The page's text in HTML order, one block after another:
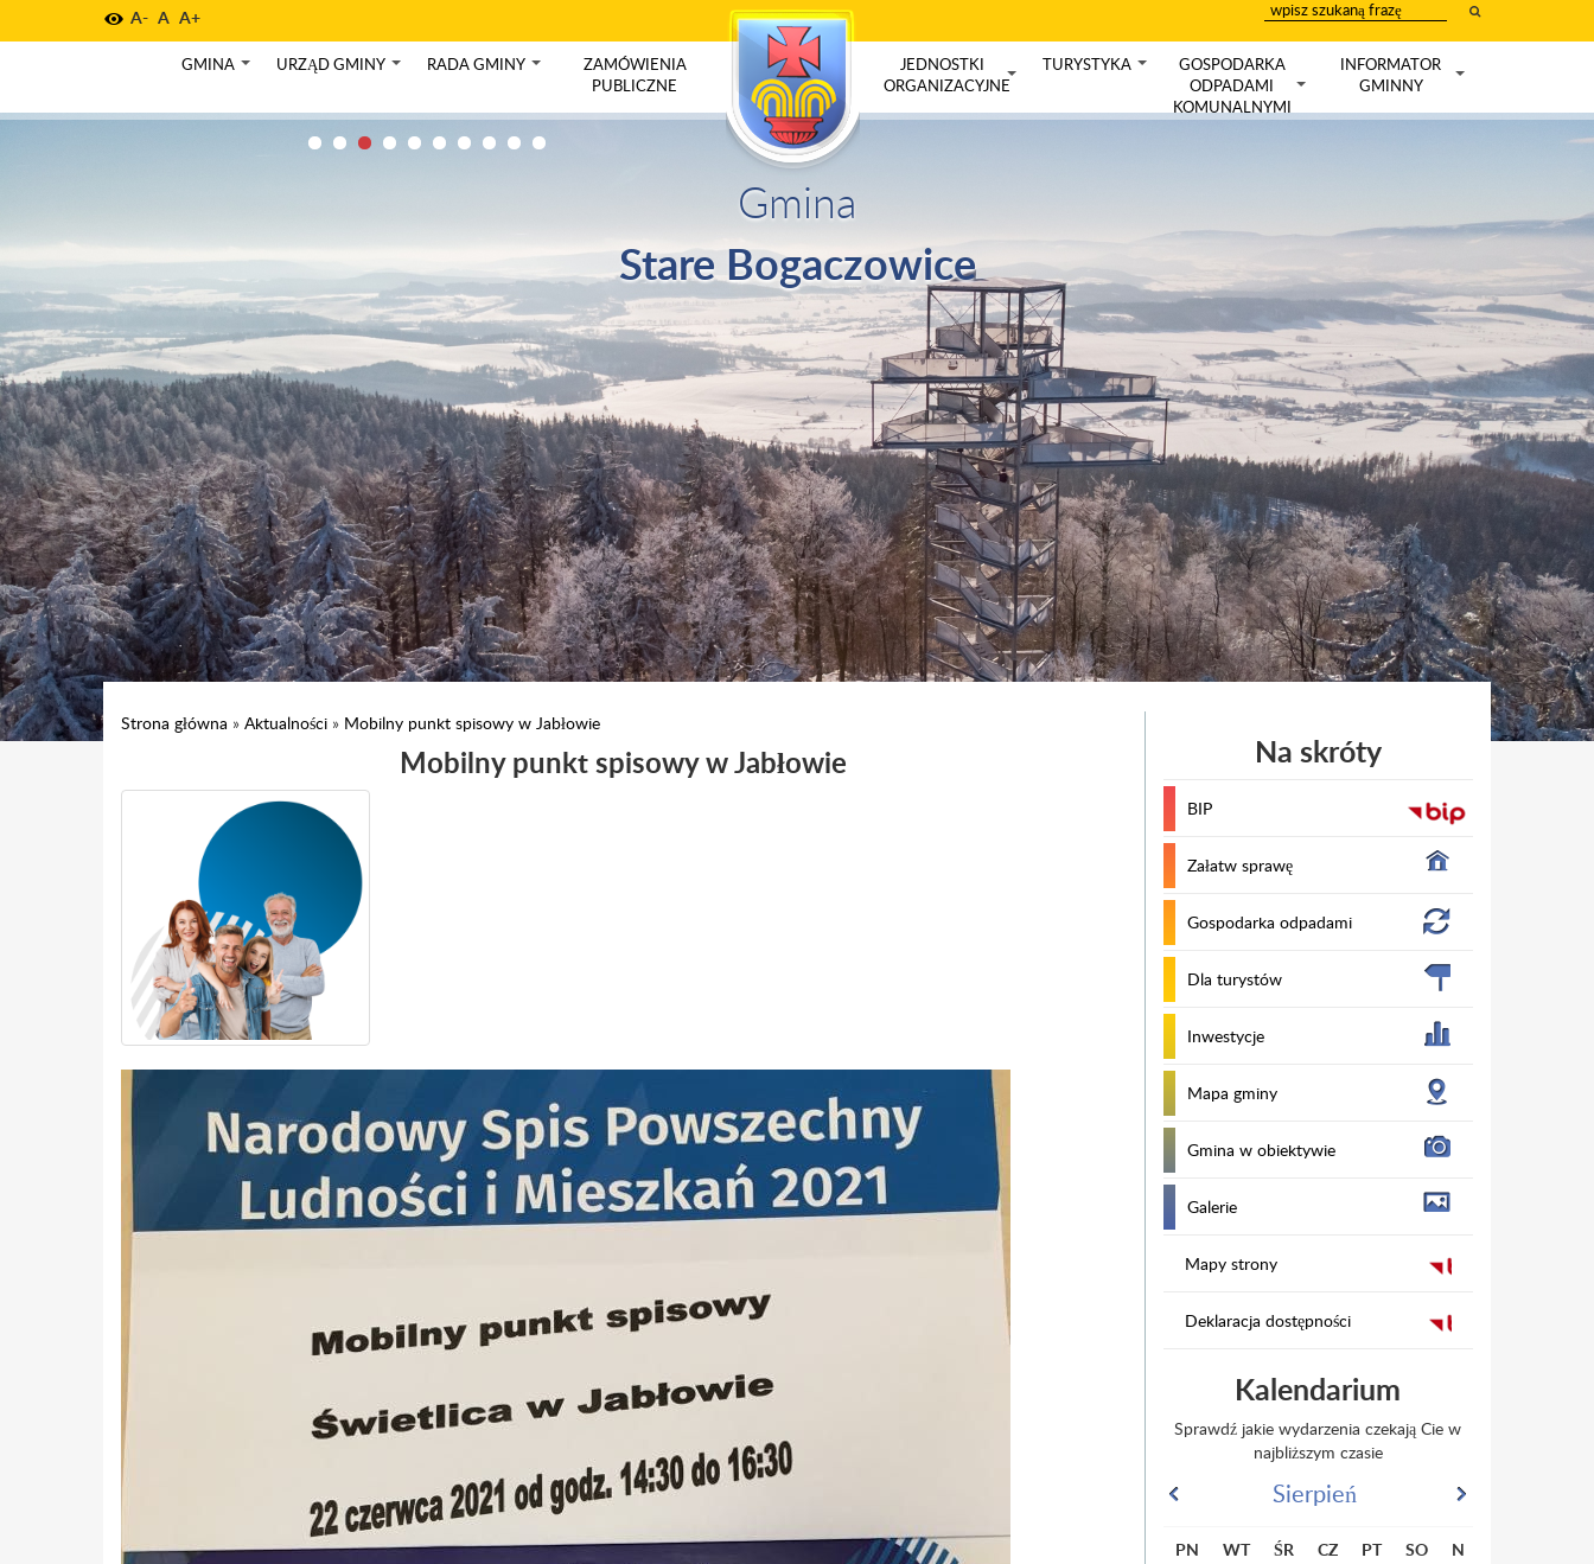
A- A A+
wpisz
szukany
tekst
GMINA URZĄD GMINY RADA GMINY
ZAMÓWIENIA
PUBLICZNE
JEDNOSTKI
ORGANIZACYJNE
TURYSTYKA
GOSPODARKA
ODPADAMI
KOMUNALNYMI
INFORMATOR
GMINNY
Gmina
Stare Bogaczowice
Strona główna » Aktualności » Mobilny punkt spisowy w Jabłowie
Mobilny punkt spisowy w Jabłowie Na skróty
BIP
Załatw sprawę
Gospodarka odpadami
Dla turystów
Inwestycje
Mapa gminy
Gmina w obiektywie
Galerie
Mapy strony
Deklaracja dostępności
Kalendarium
Sprawdź jakie wydarzenia czekają Cie w
najbliższym czasie
Sierpień
PN WT ŚR CZ PT SO
N